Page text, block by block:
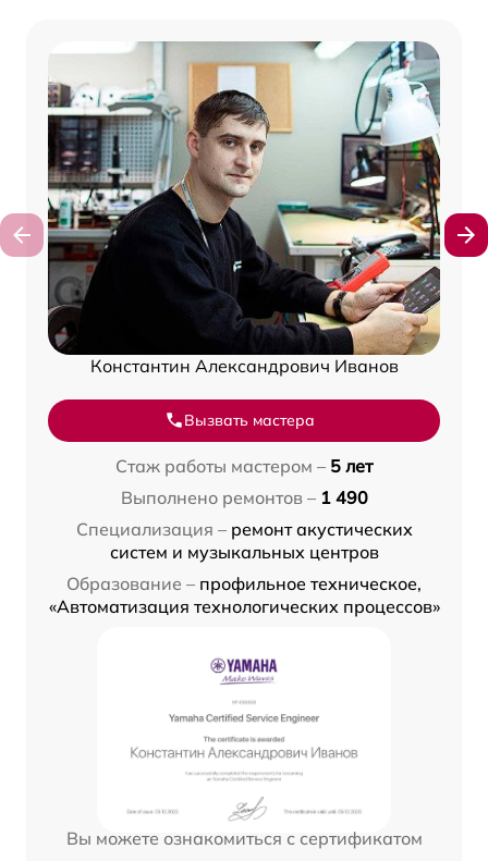
Константин Александрович Иванов
Вызвать мастера
Стаж работы мастером – 5 лет
Выполнено ремонтов – 1 490
Специализация – ремонт акустических
систем и музыкальных центров
Образование – профильное техническое,
«Автоматизация технологических процессов»
Вы можете ознакомиться с сертификатом